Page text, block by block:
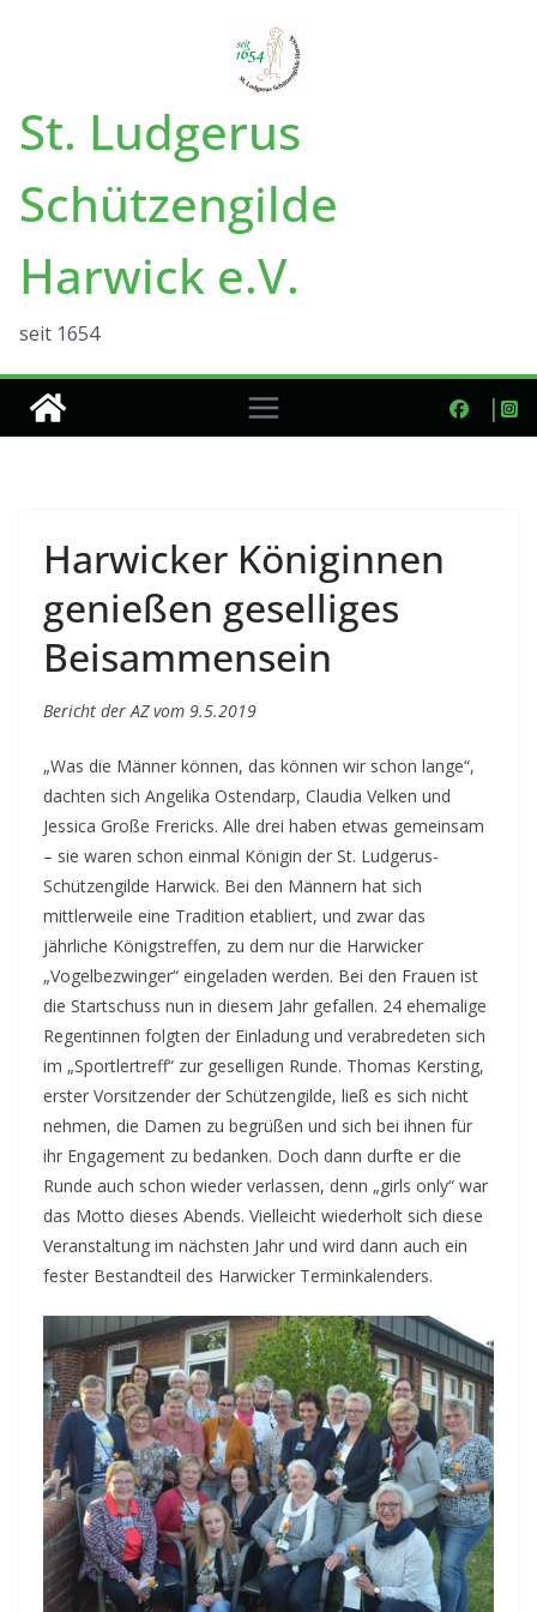
St. Ludgerus
Schützengilde
Harwick e.V.
seit 1654
Harwicker Königinnen
genießen geselliges
Beisammensein
Bericht der AZ vom 9.5.2019
„Was die Männer können, das können wir schon lange“,
dachten sich Angelika Ostendarp, Claudia Velken und
Jessica Große Frericks. Alle drei haben etwas gemeinsam
– sie waren schon einmal Königin der St. Ludgerus-
Schützengilde Harwick. Bei den Männern hat sich
mittlerweile eine Tradition etabliert, und zwar das
jährliche Königstreffen, zu dem nur die Harwicker
„Vogelbezwinger“ eingeladen werden. Bei den Frauen ist
die Startschuss nun in diesem Jahr gefallen. 24 ehemalige
Regentinnen folgten der Einladung und verabredeten sich
im „Sportlertreff“ zur geselligen Runde. Thomas Kersting,
erster Vorsitzender der Schützengilde, ließ es sich nicht
nehmen, die Damen zu begrüßen und sich bei ihnen für
ihr Engagement zu bedanken. Doch dann durfte er die
Runde auch schon wieder verlassen, denn „girls only“ war
das Motto dieses Abends. Vielleicht wiederholt sich diese
Veranstaltung im nächsten Jahr und wird dann auch ein
fester Bestandteil des Harwicker Terminkalenders.